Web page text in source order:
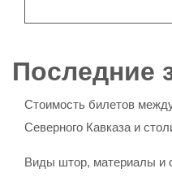
Последние
Стоимость билетов
Северного Кавказа и
Виды штор, материалы и